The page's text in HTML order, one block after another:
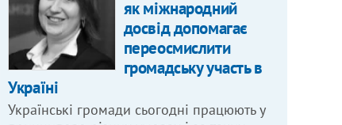
як міжнародний
досвід допомагає
переосмислити
громадську участь в
Україні
Українські громади сьогодні працюють у